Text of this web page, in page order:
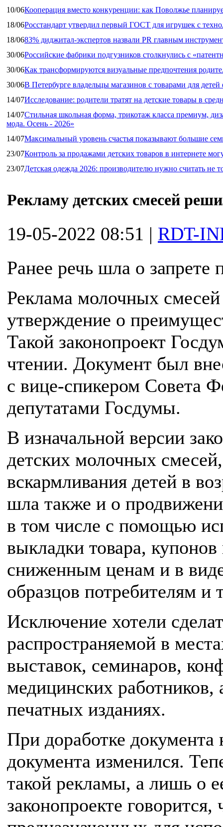
10/06Кооперация вместо конкуренции: как Поволжье
18/06Росстандарт утвердил первый ГОСТ для игрушек с
18/0683% диджитал‑экспертов назвали PR главным
30/06Российские фабрики подгузников столкнулись с
30/06Как трансформируются визуальные предпочтения
30/06В Петербурге владельцы магазинов с товарами для
14/07Исследование: родители тратят на детские товары в
14/07Стильная школьная форма, трикотаж класса премиум,
мода. Осень - 2026»
14/07Максимальный уровень счастья показывают большие
23/07Контроль за продажами детских товаров в интернете
23/07Детская одежда 2026: производителю нужно считать не
Рекламу детских смесей
19-05-2022 08:51 | RDT-
Ранее речь шла о запрете
Реклама молочных
утверждение о
Такой законопроект
чтении. Документ был
с вице-спикером Совета
депутатами Госдумы.
В изначальной версии
детских молочных
вскармливания детей в
шла также и о
в том числе с помощью
выкладки товара,
сниженным ценам и в
образцов потребителям и
Исключение хотели
распространяемой в
выставок, семинаров,
медицинских
печатных изданиях.
При доработке документа
документа изменился.
такой рекламы, а лишь о
законопроекте